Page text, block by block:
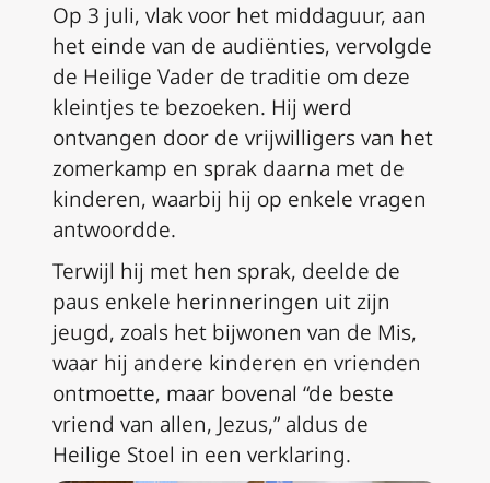
Op 3 juli, vlak voor het middaguur, aan
het einde van de audiënties, vervolgde
de Heilige Vader de traditie om deze
kleintjes te bezoeken. Hij werd
ontvangen door de vrijwilligers van het
zomerkamp en sprak daarna met de
kinderen, waarbij hij op enkele vragen
antwoordde.
Terwijl hij met hen sprak, deelde de
paus enkele herinneringen uit zijn
jeugd, zoals het bijwonen van de Mis,
waar hij andere kinderen en vrienden
ontmoette, maar bovenal “de beste
vriend van allen, Jezus,” aldus de
Heilige Stoel in een verklaring.